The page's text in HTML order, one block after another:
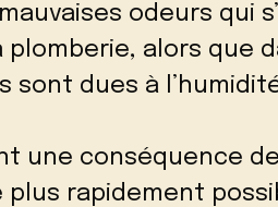
odeurs qui
alors que
sont dues à
une conséquence
rapidement